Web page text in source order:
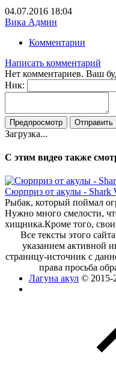
04.07.2016 18:04
Вика Админ
Комментарии
Написать комментарий
Нет комментариев. Ваш
Ник:
Загрузка...
С этим видео также
Сюрприз от акулы - Shark
Рыбак, который поймал
Нужно много смелости,
хищника.Кроме того,
Все тексты этого
указанием активной
страницу-источник с
права просьба
Лагуна акул © 2015-